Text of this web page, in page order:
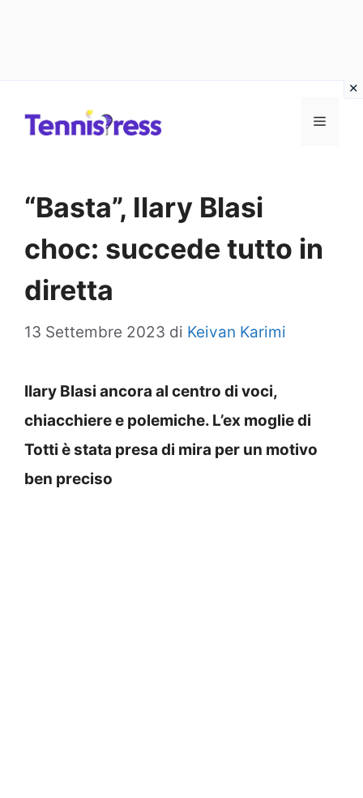
MENU
“Basta”, Ilary Blasi
choc: succede tutto in
diretta
13 Settembre 2023 di Keivan Karimi
Ilary Blasi ancora al centro di voci,
chiacchiere e polemiche. L’ex moglie di
Totti è stata presa di mira per un motivo
ben preciso